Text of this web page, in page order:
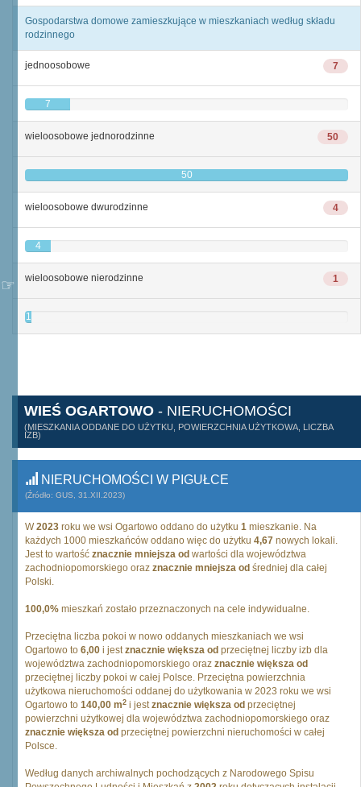
Gospodarstwa domowe zamieszkujące w mieszkaniach według składu
rodzinnego
7
jednoosobowe
7
50
wieloosobowe jednorodzinne
50
4
wieloosobowe dwurodzinne
4
1
wieloosobowe nierodzinne
1
WIEŚ OGARTOWO - NIERUCHOMOŚCI
(MIESZKANIA ODDANE DO UŻYTKU, POWIERZCHNIA UŻYTKOWA, LICZBA
IZB)
NIERUCHOMOŚCI W PIGUŁCE
(Źródło: GUS, 31.XII.2023)
W2023 roku we wsi Ogartowo oddano do użytku 1 mieszkanie. Na
każdych 1000 mieszkańców oddano więc do użytku 4,67 nowych lokali.
Jest to wartość znacznie mniejsza od wartości dla województwa
zachodniopomorskiego oraz znacznie mniejsza od średniej dla całej
Polski.
100,0% mieszkań zostało przeznaczonych na cele indywidualne.
Przeciętna liczba pokoi w nowo oddanych mieszkaniach we wsi
Ogartowo to 6,00 i jestznacznie większa od przeciętnej liczby izb dla
województwa zachodniopomorskiego oraz znacznie większa od
przeciętnej liczby pokoi w całej Polsce. Przeciętna powierzchnia
użytkowa nieruchomości oddanej do użytkowania w 2023 roku we wsi
Ogartowo to 140,00 m2 i jestznacznie większa od przeciętnej
powierzchni użytkowej dla województwa zachodniopomorskiego oraz
znacznie większa od przeciętnej powierzchni nieruchomości w całej
Polsce.
Według danych archiwalnych pochodzących z Narodowego Spisu